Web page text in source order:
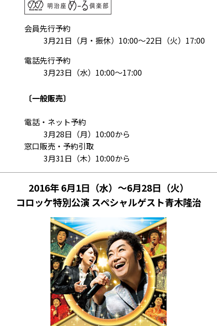
会員先行予約
3月21日（月・振休）10:00～22日（火）17:00
電話先行予約
3月23日（水）10:00～17:00
〔一般販売〕
電話・ネット予約
3月28日（月）10:00から
窓口販売・予約引取
3月31日（木）10:00から
2016年 6月1日（水）～6月28日（火）
コロッケ特別公演 スペシャルゲスト青木隆治